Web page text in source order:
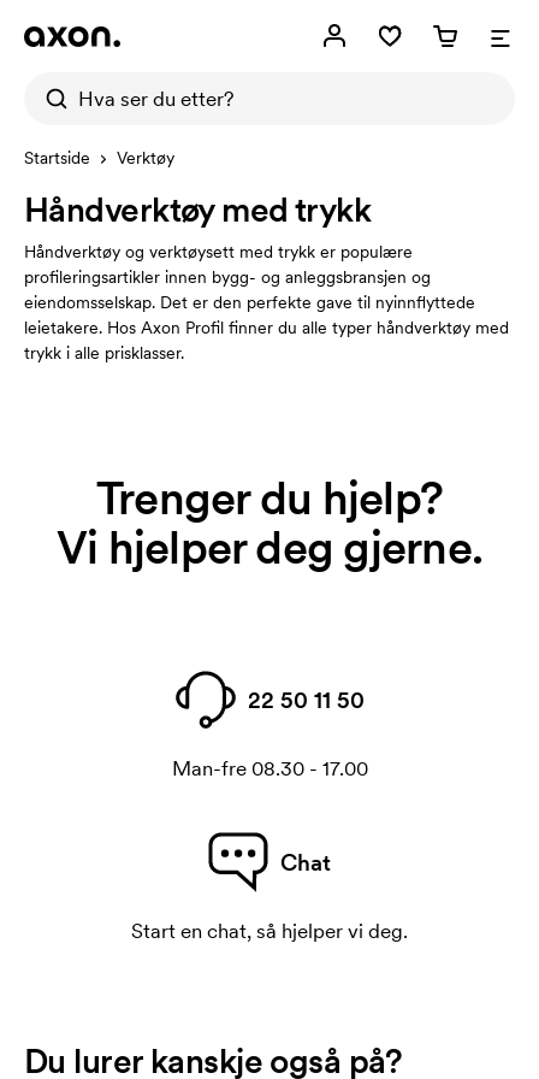
Startside Verktøy
Håndverktøy med trykk
Håndverktøy og verktøysett med trykk er populære
profileringsartikler innen bygg- og anleggsbransjen og
eiendomsselskap. Det er den perfekte gave til nyinnflyttede
leietakere. Hos Axon Profil finner du alle typer håndverktøy med
trykk i alle prisklasser.
Trenger du hjelp?
Vi hjelper deg gjerne.
22 50 11 50
Man-fre 08.30 - 17.00
Chat
Start en chat, så hjelper vi deg.
Du lurer kanskje også på?